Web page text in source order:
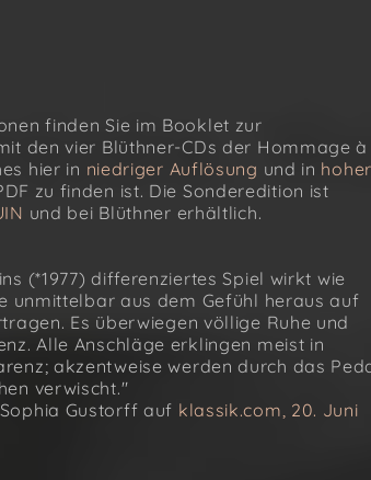
finden Sie im Booklet zur
den vier Blüthner-CDs der Hommage à
hier in niedriger Auflösung und in hoher
zu finden ist. Die Sonderedition ist
und bei Blüthner erhältlich.
(*1977) differenziertes Spiel wirkt wie
unmittelbar aus dem Gefühl heraus auf
Es überwiegen völlige Ruhe und
Alle Anschläge erklingen meist in
akzentweise werden durch das
verwischt."
Gustorff auf klassik.com, 20. Juni